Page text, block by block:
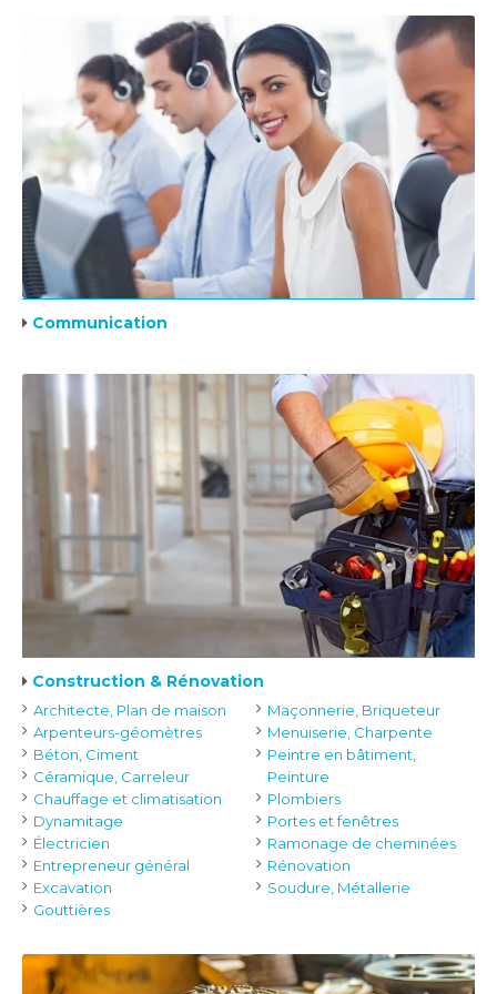
Communication
Construction & Rénovation
Architecte, Plan de maison
Arpenteurs-géomètres
Béton, Ciment
Céramique, Carreleur
Chauffage et climatisation
Dynamitage
Électricien
Entrepreneur général
Excavation
Gouttières
Maçonnerie, Briqueteur
Menuiserie, Charpente
Peintre en bâtiment,
Peinture
Plombiers
Portes et fenêtres
Ramonage de cheminées
Rénovation
Soudure, Métallerie